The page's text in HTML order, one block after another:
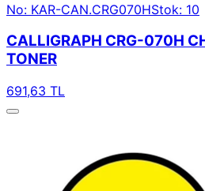
No: KAR-CAN.CRG070HStok: 10
CALLIGRAPH CRG-070H
TONER
691,63 TL